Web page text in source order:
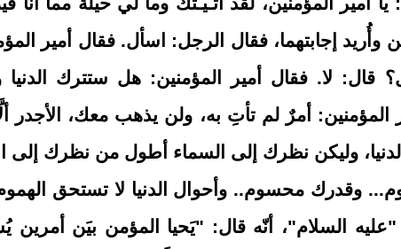
وأُريد إجابتهما، فقال الرجل: اسأل. فقال أمير
قال: لا. فقال أمير المؤمنين: هل ستترك
أمرٌ لم تأتِ به، ولن يذهب معك، الأجدر
وليكن نظرك إلى السماء أطول من نظرك إلى
وقدرك محسوم.. وأحوال الدنيا لا تستحق
السلام"، أنّه قال: "يَحيا المؤمن بيَن